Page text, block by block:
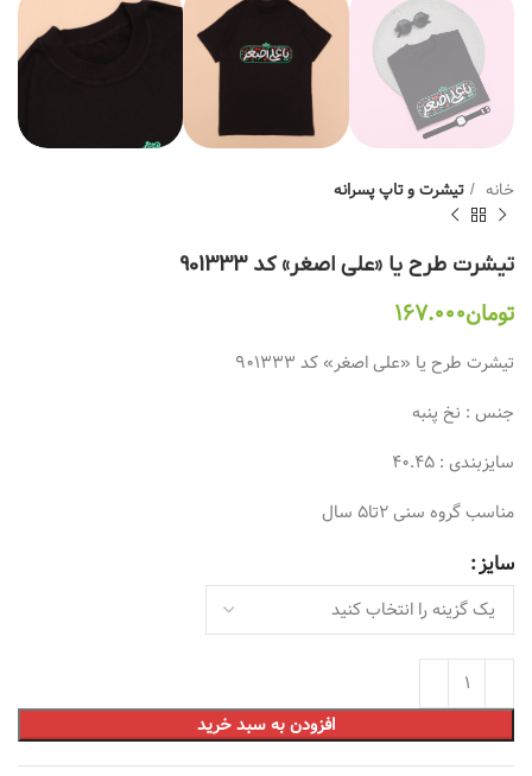
خانه تیشرت و تاپ پسرانه
تیشرت طرح یا «علی اصغر» کد 901333
تومان۱۶۷.۰۰۰
تیشرت طرح یا «علی اصغر» کد 901333
جنس : نخ پنبه
سایزبندی : 40.45
مناسب گروه سنی 2تا5 سال
سایز
افزودن به سبد خرید